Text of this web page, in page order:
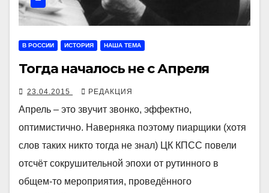
В РОССИИ ИСТОРИЯ НАША ТЕМА
Тогда началось не с Апреля
23.04.2015 РЕДАКЦИЯ
Апрель – это звучит звонко, эффектно,
оптимистично. Наверняка поэтому пиарщики (хотя
слов таких никто тогда не знал) ЦК КПСС повели
отсчёт сокрушительной эпохи от рутинного в
общем-то мероприятия, проведённого